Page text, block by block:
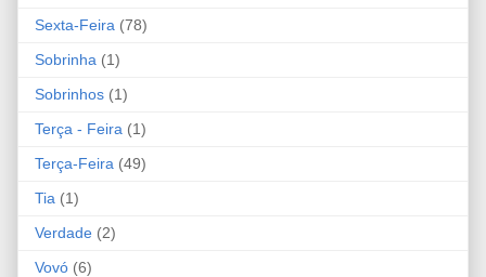
Sexta-Feira (78)
Sobrinha (1)
Sobrinhos (1)
Terça - Feira (1)
Terça-Feira (49)
Tia (1)
Verdade (2)
Vovó (6)